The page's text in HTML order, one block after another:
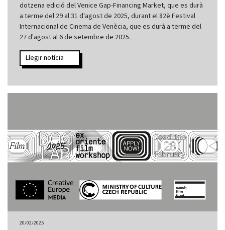
dotzena edició del Venice Gap-Financing Market, que es durà
a terme del 29 al 31 d'agost de 2025, durant el 82è Festival
Internacional de Cinema de Venècia, que es durà a terme del
27 d'agost al 6 de setembre de 2025.
Llegir notícia
20/02/2025